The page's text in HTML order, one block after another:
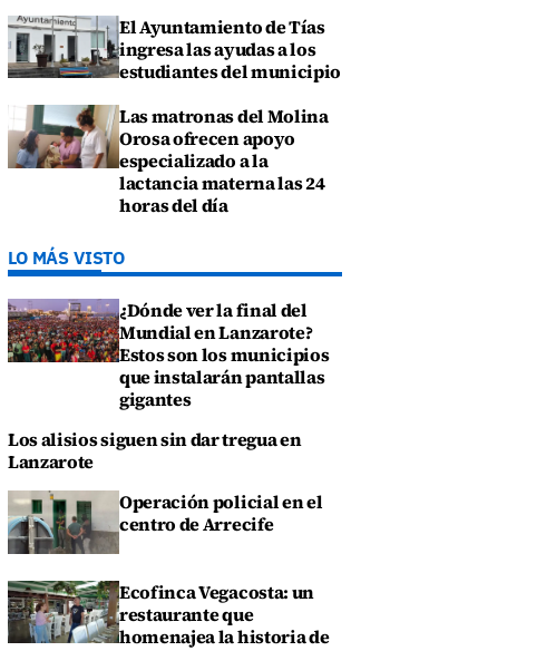
El Ayuntamiento de Tías
ingresa las ayudas a los
estudiantes del municipio
Las matronas del Molina
Orosa ofrecen apoyo
especializado a la
lactancia materna las 24
horas del día
LO MÁS VISTO
¿Dónde ver la final del
Mundial en Lanzarote?
Estos son los municipios
que instalarán pantallas
gigantes
Los alisios siguen sin dar tregua en
Lanzarote
Operación policial en el
centro de Arrecife
Ecofinca Vegacosta: un
restaurante que
homenajea la historia de